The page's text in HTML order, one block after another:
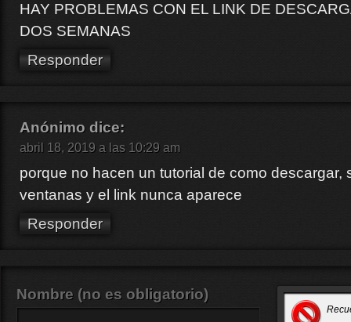
HAY PROBLEMAS CON EL LINK DE
DOS SEMANAS
Responder
Anónimo dice:
abril 18, 2019 a las 10:29 am
porque no hacen un tutorial de como descargar,
ventanas y el link nunca aparece
Responder
Nombre (no es obligatorio)